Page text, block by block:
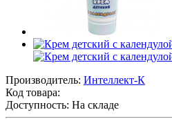
Производитель: Интеллект-К
Код товара:
Доступность: На складе